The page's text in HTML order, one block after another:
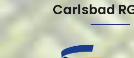
Carlsbad